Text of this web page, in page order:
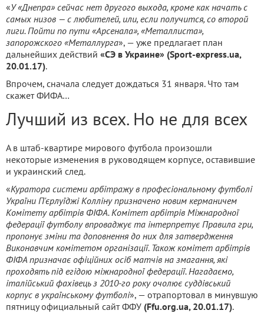
«У «Днепра» сейчас нет другого выхода, кроме как начать с
самых низов — с любителей, или, если получится, со второй
лиги. Пойти по пути «Арсенала», «Металлиста»,
запорожского «Металлурга», — уже предлагает план
дальнейших действий «СЭ в Украине» (Sport-express.ua,
20.01.17).
Впрочем, сначала следует дождаться 31 января. Что там
скажет ФИФА…
Лучший из всех. Но не для всех
А в штаб-квартире мирового футбола произошли
некоторые изменения в руководящем корпусе, оставившие
и украинский след.
«Куратора системи арбітражу в професіональному футболі
України П'єрлуїджі Колліну призначено новим керманичем
Комітету арбітрів ФІФА. Комітет арбітрів Міжнародної
федерації футболу впроваджує та інтерпретує Правила гри,
пропонує зміни та доповнення до них для затвердження
Виконавчим комітетом організації. Також комітет арбітрів
ФІФА призначає офіційних осіб матчів на змагання, які
проходять під егідою міжнародної федерації. Нагадаємо,
італійський фахівець з 2010-го року очолює суддівський
корпус в українському футболі», — отрапортовал в минувшую
пятницу официальный сайт ФФУ (Ffu.org.ua, 20.01.17).